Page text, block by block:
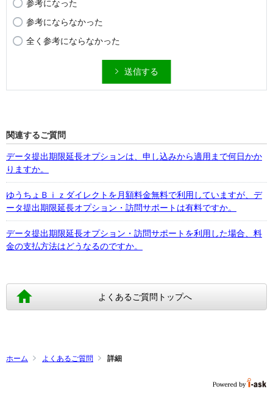
参考になった
参考にならなかった
全く参考にならなかった
送信する
関連するご質問
データ提出期限延長オプションは、申し込みから適用まで何日かか
りますか。
ゆうちょＢｉｚダイレクトを月額料金無料で利用していますが、デ
ータ提出期限延長オプション・訪問サポートは有料ですか。
データ提出期限延長オプション・訪問サポートを利用した場合、料
金の支払方法はどうなるのですか。
よくあるご質問トップへ
ホーム よくあるご質問 詳細